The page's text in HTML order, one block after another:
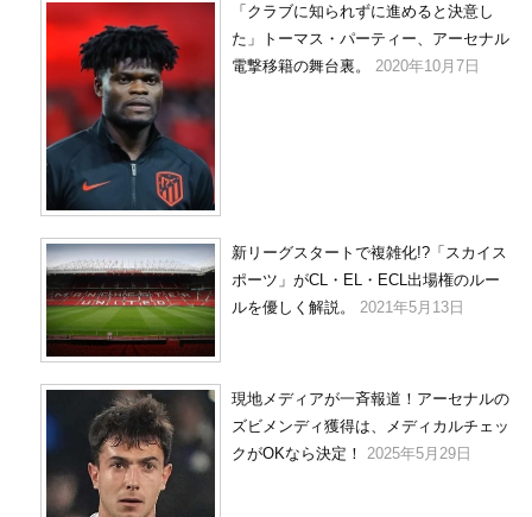
「クラブに知られずに進めると決意し
た」トーマス・パーティー、アーセナル
電撃移籍の舞台裏。
2020年10月7日
新リーグスタートで複雑化!?「スカイス
ポーツ」がCL・EL・ECL出場権のルー
ルを優しく解説。
2021年5月13日
現地メディアが一斉報道！アーセナルの
ズビメンディ獲得は、メディカルチェッ
クがOKなら決定！ 2025年5月29日